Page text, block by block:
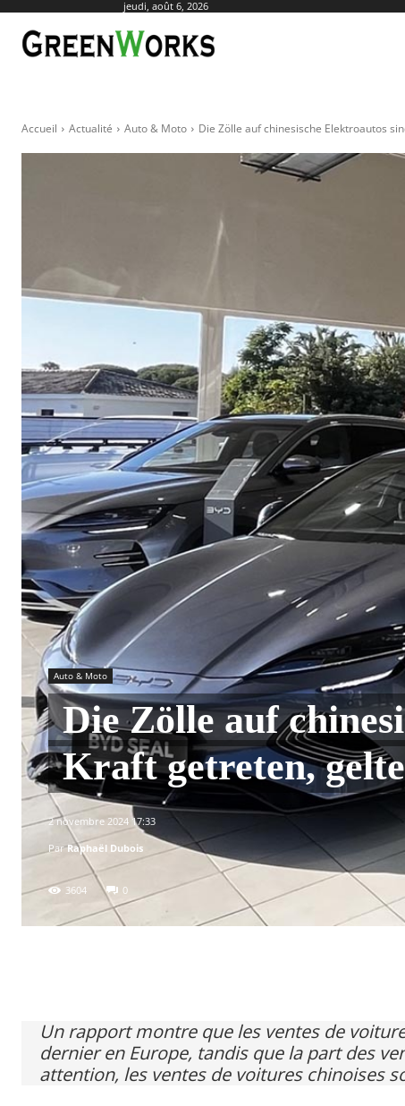
jeudi, août 6, 2026
Accueil Actualité Auto & Moto Die Zölle auf chinesische Elektroautos
Auto & Moto
Die Zölle auf
Kraft getreten,
2 novembre 2024 17:33
Par Raphaël Dubois
3604 0
Un rapport montre que les ventes de
dernier en Europe, tandis que la part des
attention, les ventes de voitures chinoises